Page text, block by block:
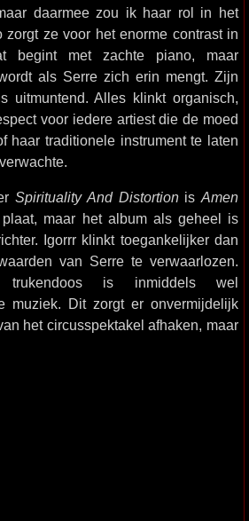
daarmee zou ik haar rol in het
zorgt ze voor het enorme contrast in
begint met zachte piano, maar
als Serre zich erin mengt. Zijn
uitmuntend. Alles klinkt organisch,
voor iedere artiest die de moed
haar traditionele instrument te laten
Spirituality And Distortionis Amen
maar het album als geheel is
Igorrr klinkt toegankelijker dan
van Serre te verwaarlozen.
trukendoos is inmiddels wel
muziek. Dit zorgt er onvermijdelijk
het circusspektakel afhaken, maar